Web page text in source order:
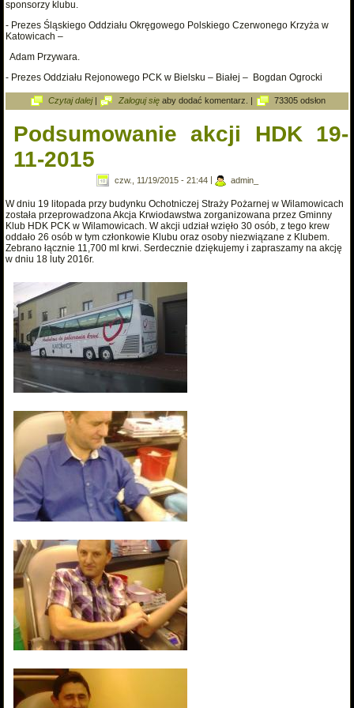
sponsorzy klubu.
- Prezes Śląskiego Oddziału Okręgowego Polskiego Czerwonego Krzyża w
Katowicach –
Adam Przywara.
- Prezes Oddziału Rejonowego PCK w Bielsku – Białej – Bogdan Ogrocki
Czytaj dalejwpis Obchody 35-lecia HDK
| Zaloguj sięaby dodać komentarz. 73305 odsłon
Podsumowanie akcji HDK 19-
11-2015
czw., 11/19/2015 - 21:44 admin_
W dniu 19 litopada przy budynku Ochotniczej Straży Pożarnej w Wilamowicach
została przeprowadzona Akcja Krwiodawstwa zorganizowana przez Gminny
Klub HDK PCK w Wilamowicach. W akcji udział wzięło 30 osób, z tego krew
oddało 26 osób w tym członkowie Klubu oraz osoby niezwiązane z Klubem.
Zebrano łącznie 11,700 ml krwi. Serdecznie dziękujemy i zapraszamy na akcję
w dniu 18 luty 2016r.